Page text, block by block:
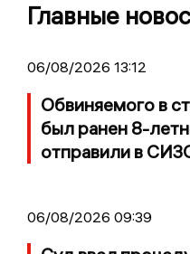
Главные
06/08/2026 13:12
Обвиняемого в
был ранен 8-
отправили в
06/08/2026 09:39